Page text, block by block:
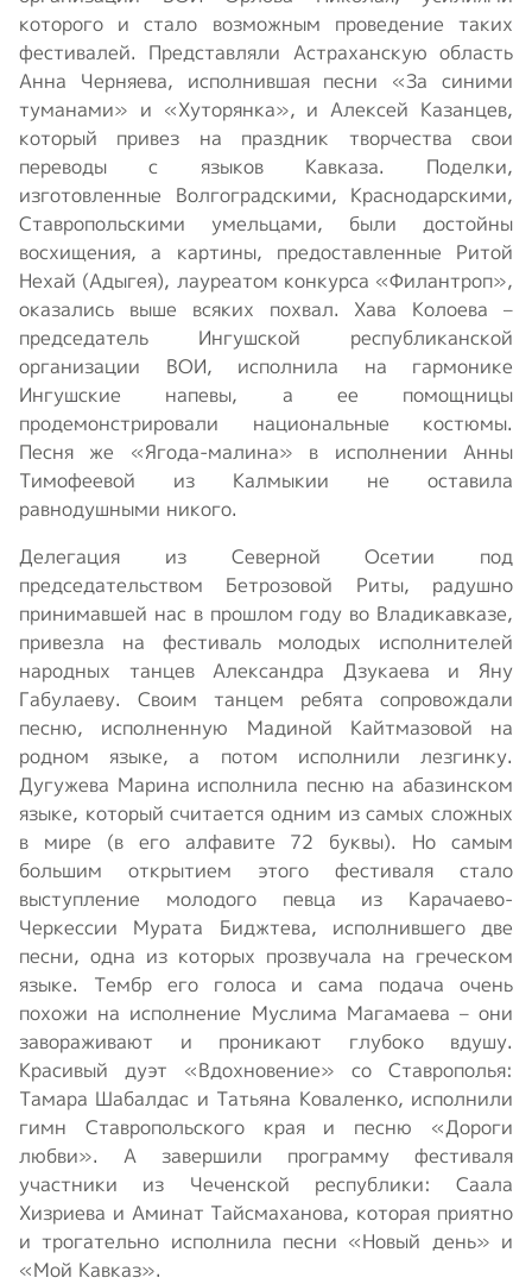
которого и стало возможным проведение таких
фестивалей. Представляли Астраханскую область
Анна Черняева, исполнившая песни «За синими
туманами» и «Хуторянка», и Алексей Казанцев,
который привез на праздник творчества свои
переводы с языков Кавказа. Поделки,
изготовленные Волгоградскими, Краснодарскими,
Ставропольскими умельцами, были достойны
восхищения, а картины, предоставленные Ритой
Нехай (Адыгея), лауреатом конкурса «Филантроп»,
оказались выше всяких похвал. Хава Колоева –
председатель Ингушской республиканской
организации ВОИ, исполнила на гармонике
Ингушские напевы, а ее помощницы
продемонстрировали национальные костюмы.
Песня же «Ягода-малина» в исполнении Анны
Тимофеевой из Калмыкии не оставила
равнодушными никого.
Делегация из Северной Осетии под
председательством Бетрозовой Риты, радушно
принимавшей нас в прошлом году во Владикавказе,
привезла на фестиваль молодых исполнителей
народных танцев Александра Дзукаева и Яну
Габулаеву. Своим танцем ребята сопровождали
песню, исполненную Мадиной Кайтмазовой на
родном языке, а потом исполнили лезгинку.
Дугужева Марина исполнила песню на абазинском
языке, который считается одним из самых сложных
в мире (в его алфавите 72 буквы). Но самым
большим открытием этого фестиваля стало
выступление молодого певца из Карачаево-
Черкессии Мурата Биджтева, исполнившего две
песни, одна из которых прозвучала на греческом
языке. Тембр его голоса и сама подача очень
похожи на исполнение Муслима Магамаева – они
завораживают и проникают глубоко вдушу.
Красивый дуэт «Вдохновение» со Ставрополья:
Тамара Шабалдас и Татьяна Коваленко, исполнили
гимн Ставропольского края и песню «Дороги
любви». А завершили программу фестиваля
участники из Чеченской республики: Саала
Хизриева и Аминат Тайсмаханова, которая приятно
и трогательно исполнила песни «Новый день» и
«Мой Кавказ».